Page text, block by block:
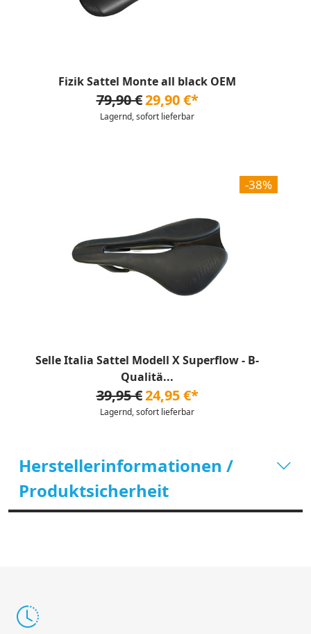
Fizik Sattel Monte all black OEM
79,90 €29,90 €*
Lagernd, sofort lieferbar
-38%
Selle Italia Sattel Modell X Superflow - B-
Qualitä...
39,95 €24,95 €*
Lagernd, sofort lieferbar
Herstellerinformationen /
Produktsicherheit